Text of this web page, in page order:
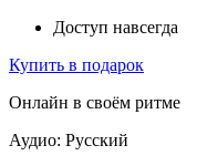
Доступ навсегда
Купить в подарок
Онлайн в своём ритме
Аудио: Русский